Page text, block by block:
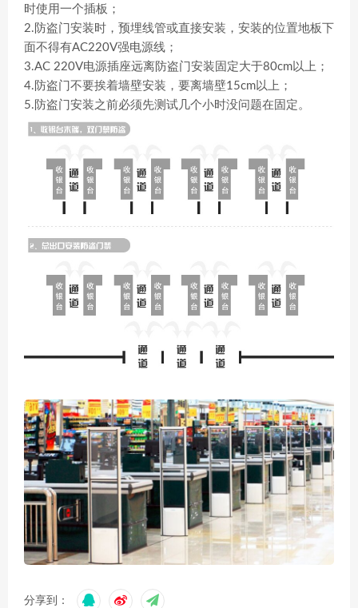
时使用一个插板；
2.防盗门安装时，预埋线管或直接安装，安装的位置地板下
面不得有AC220V强电源线；
3.AC 220V电源插座远离防盗门安装固定大于80cm以上；
4.防盗门不要挨着墙壁安装，要离墙壁15cm以上；
5.防盗门安装之前必须先测试几个小时没问题在固定。
分享到：